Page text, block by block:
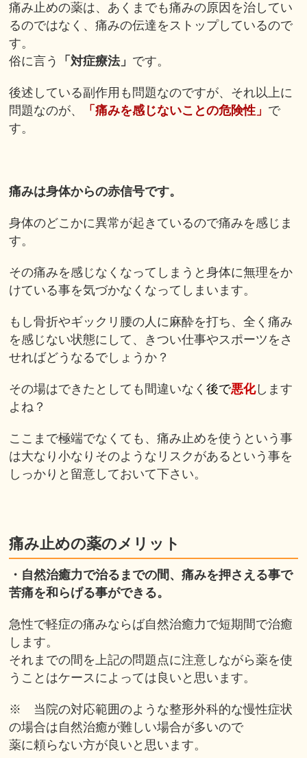
痛み止めの薬は、あくまでも痛みの原因を治してい
るのではなく、痛みの伝達をストップしているので
す。
俗に言う
「対症療法」 です。
後述している副作用も問題なのですが、それ以上に
問題なのが、
「痛みを感じないことの危険性」 で
す。
痛みは身体からの赤信号です。
身体のどこかに異常が起きているので痛みを感じま
す。
その痛みを感じなくなってしまうと身体に無理をか
けている事を気づかなくなってしまいます。
もし骨折やギックリ腰の人に麻酔を打ち、全く痛み
を感じない状態にして、きつい仕事やスポーツをさ
せればどうなるでしょうか？
その場はできたとしても間違いなく後で悪化します
よね？
ここまで極端でなくても、痛み止めを使うという事
は大なり小なりそのようなリスクがあるという事を
しっかりと留意しておいて下さい。
痛み止めの薬のメリット
・自然治癒力で治るまでの間、痛みを押さえる事で
苦痛を和らげる事ができる。
急性で軽症の痛みならば自然治癒力で短期間で治癒
します。
それまでの間を上記の問題点に注意しながら薬を使
うことはケースによっては良いと思います。
※ 当院の対応範囲のような整形外科的な慢性症状
の場合は自然治癒が難しい場合が多いので
薬に頼らない方が良いと思います。